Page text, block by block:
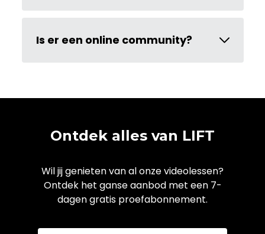
Is er een online community?
Ontdek alles van LIFT
Wil jij genieten van al onze videolessen?
Ontdek het ganse aanbod met een 7-
dagen gratis proefabonnement.